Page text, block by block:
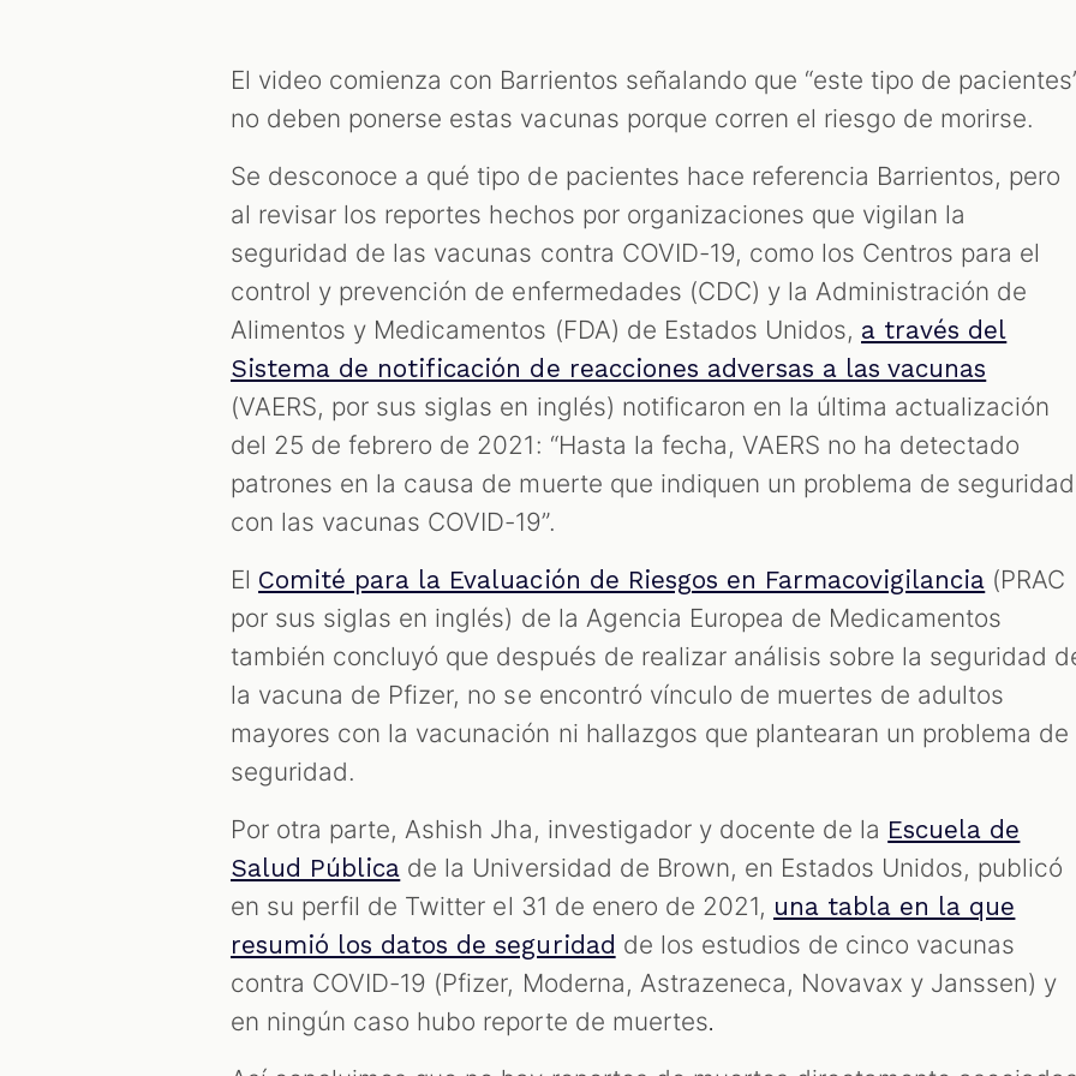
El video comienza con Barrientos señalando que “este tipo de
no deben ponerse estas vacunas porque corren el riesgo de morirse.
Se desconoce a qué tipo de pacientes hace referencia Barrientos, pero
al revisar los reportes hechos por organizaciones que vigilan la
seguridad de las vacunas contra COVID-19, como los Centros para el
control y prevención de enfermedades (CDC) y la Administración de
Alimentos y Medicamentos (FDA) de Estados Unidos, a través del
Sistema de notificación de reacciones adversas a las vacunas
(VAERS, por sus siglas en inglés) notificaron en la última actualización
del 25 de febrero de 2021: “Hasta la fecha, VAERS no ha detectado
patrones en la causa de muerte que indiquen un problema de seguridad
con las vacunas COVID-19”.
El Comité para la Evaluación de Riesgos en Farmacovigilancia (PRAC
por sus siglas en inglés) de la Agencia Europea de Medicamentos
también concluyó que después de realizar análisis sobre la seguridad
la vacuna de Pfizer, no se encontró vínculo de muertes de adultos
mayores con la vacunación ni hallazgos que plantearan un problema de
seguridad.
Por otra parte, Ashish Jha, investigador y docente de la Escuela de
Salud Pública de la Universidad de Brown, en Estados Unidos, publicó
en su perfil de Twitter el 31 de enero de 2021, una tabla en la que
resumió los datos de seguridad de los estudios de cinco vacunas
contra COVID-19 (Pfizer, Moderna, Astrazeneca, Novavax y Janssen) y
en ningún caso hubo reporte de muertes.